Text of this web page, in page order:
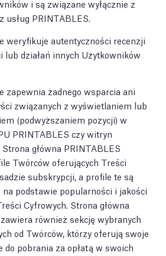
i są związane wyłącznie z
usług PRINTABLES.
weryfikuje autentyczności recenzji
lub działań innych Użytkowników
zapewnia żadnego wsparcia ani
związanych z wyświetlaniem lub
(podwyższaniem pozycji) w
PRINTABLES czy witryn
główna PRINTABLES
Twórców oferujących Treści
subskrypcji, a profile te są
na podstawie popularności i jakości
Cyfrowych. Strona główna
również sekcję wybranych
od Twórców, którzy oferują swoje
do pobrania za opłatą w swoich